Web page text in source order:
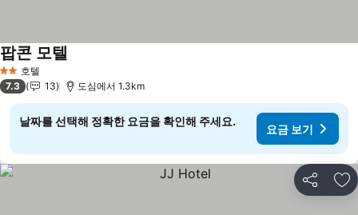
2 성급호텔
팝콘 모텔
7.3 13 도심에서 1.3km
날짜를 선택해 정확한 요금을 확인해 주세요.
요금 보기
공유 즐